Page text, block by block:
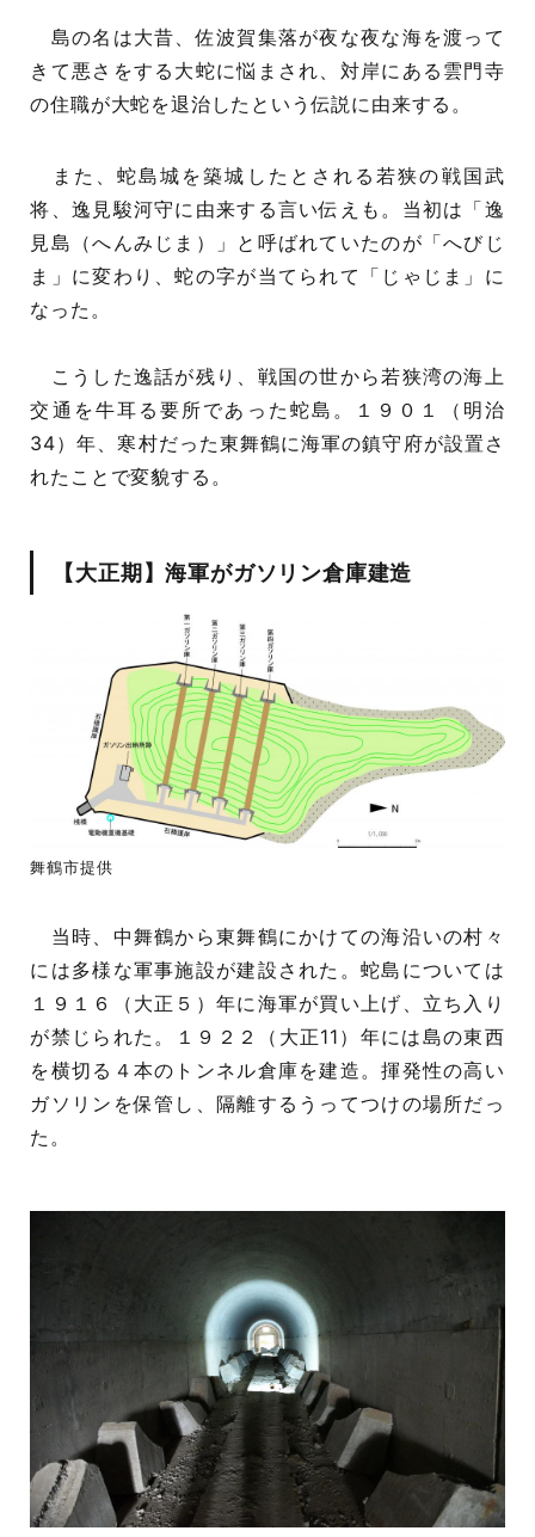
島の名は大昔、佐波賀集落が夜な夜な海を渡って
きて悪さをする大蛇に悩まされ、対岸にある雲門寺
の住職が大蛇を退治したという伝説に由来する。
また、蛇島城を築城したとされる若狭の戦国武
将、逸見駿河守に由来する言い伝えも。当初は「逸
見島（へんみじま）」と呼ばれていたのが「へびじ
ま」に変わり、蛇の字が当てられて「じゃじま」に
なった。
こうした逸話が残り、戦国の世から若狭湾の海上
交通を牛耳る要所であった蛇島。１９０１（明治
34）年、寒村だった東舞鶴に海軍の鎮守府が設置さ
れたことで変貌する。
【大正期】海軍がガソリン倉庫建造
舞鶴市提供
当時、中舞鶴から東舞鶴にかけての海沿いの村々
には多様な軍事施設が建設された。蛇島については
１９１６（大正５）年に海軍が買い上げ、立ち入り
が禁じられた。１９２２（大正11）年には島の東西
を横切る４本のトンネル倉庫を建造。揮発性の高い
ガソリンを保管し、隔離するうってつけの場所だっ
た。